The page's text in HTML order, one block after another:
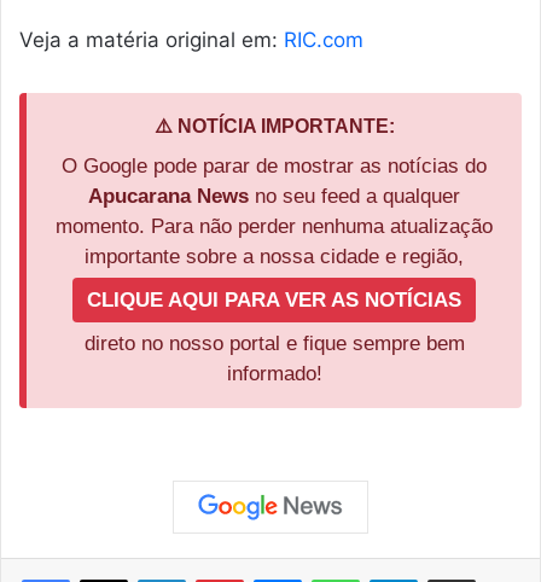
Veja a matéria original em: RIC.com
⚠️ NOTÍCIA IMPORTANTE:
O Google pode parar de mostrar as notícias do
Apucarana News no seu feed a qualquer
momento. Para não perder nenhuma atualização
importante sobre a nossa cidade e região,
CLIQUE AQUI PARA VER AS NOTÍCIAS
direto no nosso portal e fique sempre bem
informado!